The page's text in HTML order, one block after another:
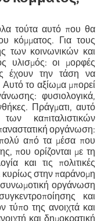
τούτα αυτό που θα
κόμματος. Για τους
των κοινωνικών και
υλισμός: οι μορφές
έχουν την τάση να
Αυτό το αξίωμα μπορεί
φυσιολογικά,
Πράγματι, αυτό
καπιταλιστικών
οργάνωση:
από τα μέσα που
που ορίζονται με τη
και τις πολιτικές
κυρίως στην παράνομη
συνωμοτική οργάνωση
και
τύπο της ανοιχτά και
και δημοκρατική